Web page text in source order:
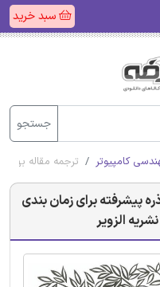
سبد خرید
جستجو
کامپیوتر ترجمه مقاله
پیشرفته برای زمان بندی
الزویر